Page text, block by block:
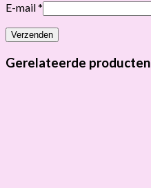
E-mail*
Gerelateerde producten